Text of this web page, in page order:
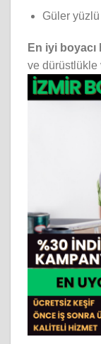
Güler
En iyi boyacı
ve dürüstlükle